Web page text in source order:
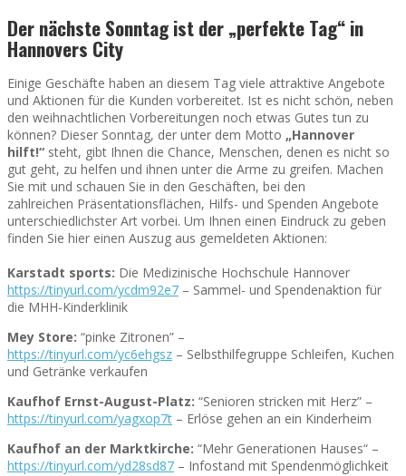
Der nächste Sonntag ist der „perfekte Tag“ in
Hannovers City
Einige Geschäfte haben an diesem Tag viele attraktive Angebote
und Aktionen für die Kunden vorbereitet. Ist es nicht schön, neben
den weihnachtlichen Vorbereitungen noch etwas Gutes tun zu
können? Dieser Sonntag, der unter dem Motto „Hannover
hilft!“ steht, gibt Ihnen die Chance, Menschen, denen es nicht so
gut geht, zu helfen und ihnen unter die Arme zu greifen. Machen
Sie mit und schauen Sie in den Geschäften, bei den
zahlreichen Präsentationsflächen, Hilfs- und Spenden Angebote
unterschiedlichster Art vorbei. Um Ihnen einen Eindruck zu geben
finden Sie hier einen Auszug aus gemeldeten Aktionen:
Karstadt sports: Die Medizinische Hochschule Hannover
https://tinyurl.com/ycdm92e7 – Sammel- und Spendenaktion für
die MHH-Kinderklinik
Mey Store: “pinke Zitronen” –
https://tinyurl.com/yc6ehgsz – Selbsthilfegruppe Schleifen, Kuchen
und Getränke verkaufen
Kaufhof Ernst-August-Platz: “Senioren stricken mit Herz” –
https://tinyurl.com/yagxop7t – Erlöse gehen an ein Kinderheim
Kaufhof an der Marktkirche: “Mehr Generationen Hauses“ –
https://tinyurl.com/yd28sd87 – Infostand mit Spendenmöglichkeit